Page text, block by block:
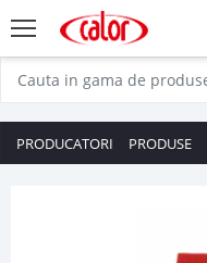
PRODUCATORI PRODUSE